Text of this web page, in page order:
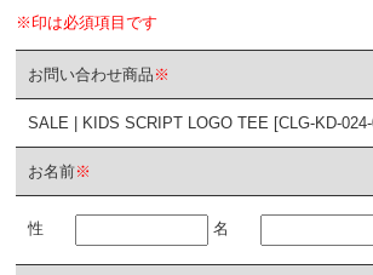
※印は必須項目です
お問い合わせ商品 ※
SALE | KIDS SCRIPT LOGO TEE [CLG-KD-024-
お名前※
性 名